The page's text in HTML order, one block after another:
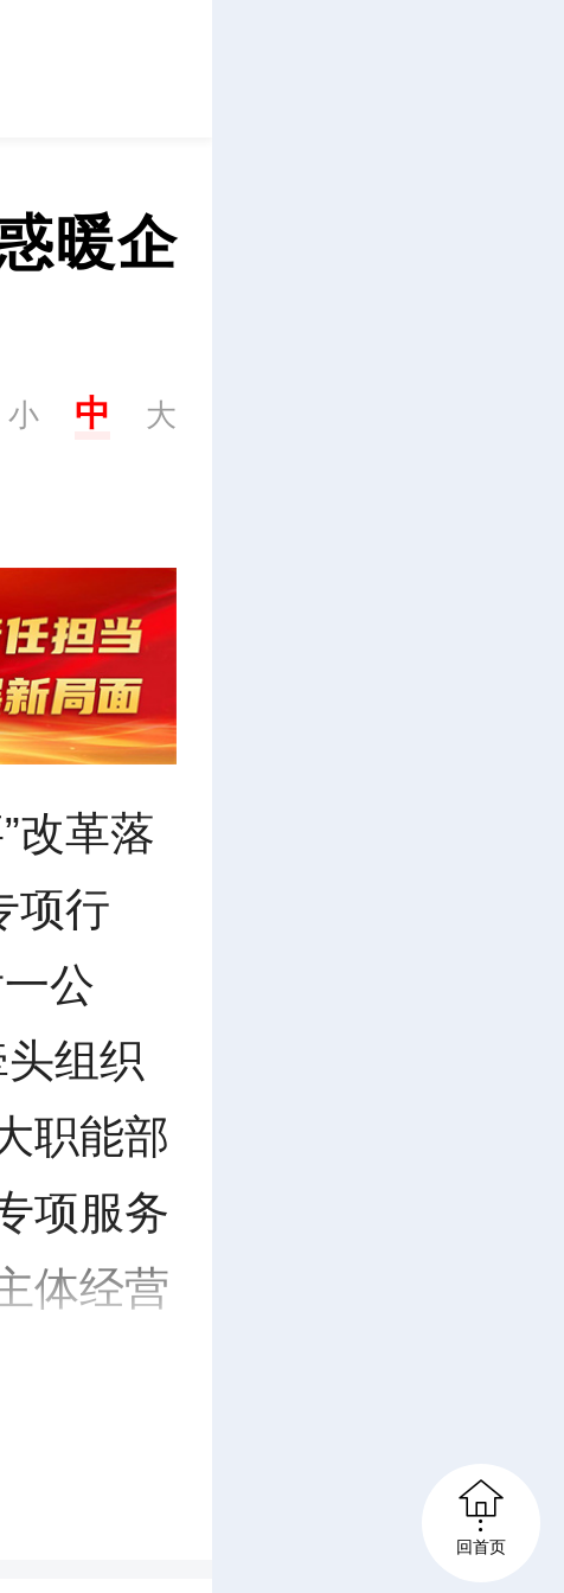
暖企
小 中 大
改革落
项行
公
组织
职能部
项服务
体经营

回首页